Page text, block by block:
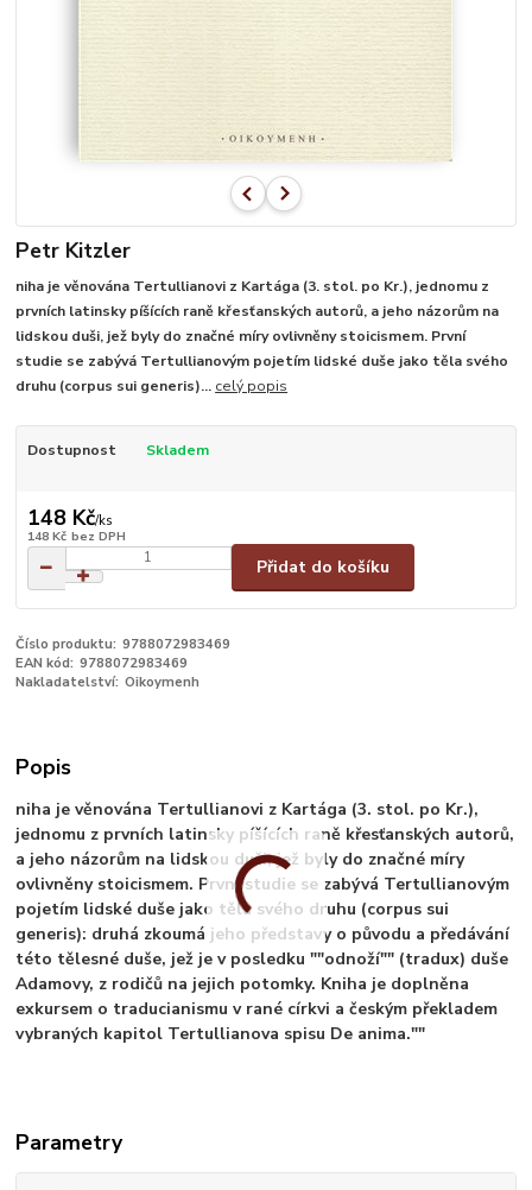
Petr Kitzler
niha je věnována Tertullianovi z Kartága (3. stol. po Kr.), jednomu z
prvních latinsky píšících raně křesťanských autorů, a jeho názorům na
lidskou duši, jež byly do značné míry ovlivněny stoicismem. První
studie se zabývá Tertullianovým pojetím lidské duše jako těla svého
druhu (corpus sui generis)... celý popis
Dostupnost Skladem
148 Kč/ks
148 Kč bez DPH
Přidat do košíku
Číslo produktu: 9788072983469
EAN kód: 9788072983469
Nakladatelství: Oikoymenh
Popis
niha je věnována Tertullianovi z Kartága (3. stol. po Kr.),
jednomu z prvních latinsky píšících raně křesťanských autorů,
a jeho názorům na lidskou duši, jež byly do značné míry
ovlivněny stoicismem. První studie se zabývá Tertullianovým
pojetím lidské duše jako těla svého druhu (corpus sui
generis): druhá zkoumá jeho představy o původu a předávání
této tělesné duše, jež je v posledku ""odnoží"" (tradux) duše
Adamovy, z rodičů na jejich potomky. Kniha je doplněna
exkursem o traducianismu v rané církvi a českým překladem
vybraných kapitol Tertullianova spisu De anima.""
Parametry